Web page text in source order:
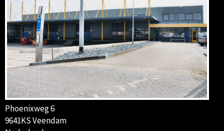
Phoenixweg 6
9641KS Veendam